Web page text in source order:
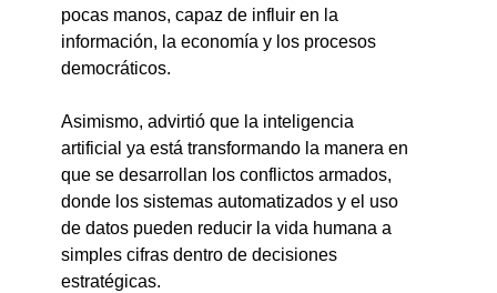
pocas manos, capaz de influir en la
información, la economía y los procesos
democráticos.
Asimismo, advirtió que la inteligencia
artificial ya está transformando la manera en
que se desarrollan los conflictos armados,
donde los sistemas automatizados y el uso
de datos pueden reducir la vida humana a
simples cifras dentro de decisiones
estratégicas.